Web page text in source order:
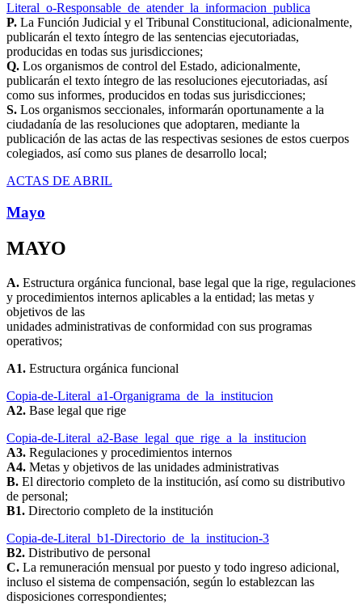
Literal_o-Responsable_de_atender_la_informacion_publica
P. La Función Judicial y el Tribunal Constitucional, adicionalmente,
publicarán el texto íntegro de las sentencias ejecutoriadas,
producidas en todas sus jurisdicciones;
Q. Los organismos de control del Estado, adicionalmente,
publicarán el texto íntegro de las resoluciones ejecutoriadas, así
como sus informes, producidos en todas sus jurisdicciones;
S. Los organismos seccionales, informarán oportunamente a la
ciudadanía de las resoluciones que adoptaren, mediante la
publicación de las actas de las respectivas sesiones de estos cuerpos
colegiados, así como sus planes de desarrollo local;
ACTAS DE ABRIL
Mayo
MAYO
A. Estructura orgánica funcional, base legal que la rige, regulaciones
y procedimientos internos aplicables a la entidad; las metas y
objetivos de las
unidades administrativas de conformidad con sus programas
operativos;
A1. Estructura orgánica funcional
Copia-de-Literal_a1-Organigrama_de_la_institucion
A2. Base legal que rige
Copia-de-Literal_a2-Base_legal_que_rige_a_la_institucion
A3. Regulaciones y procedimientos internos
A4. Metas y objetivos de las unidades administrativas
B. El directorio completo de la institución, así como su distributivo
de personal;
B1. Directorio completo de la institución
Copia-de-Literal_b1-Directorio_de_la_institucion-3
B2. Distributivo de personal
C. La remuneración mensual por puesto y todo ingreso adicional,
incluso el sistema de compensación, según lo establezcan las
disposiciones correspondientes;